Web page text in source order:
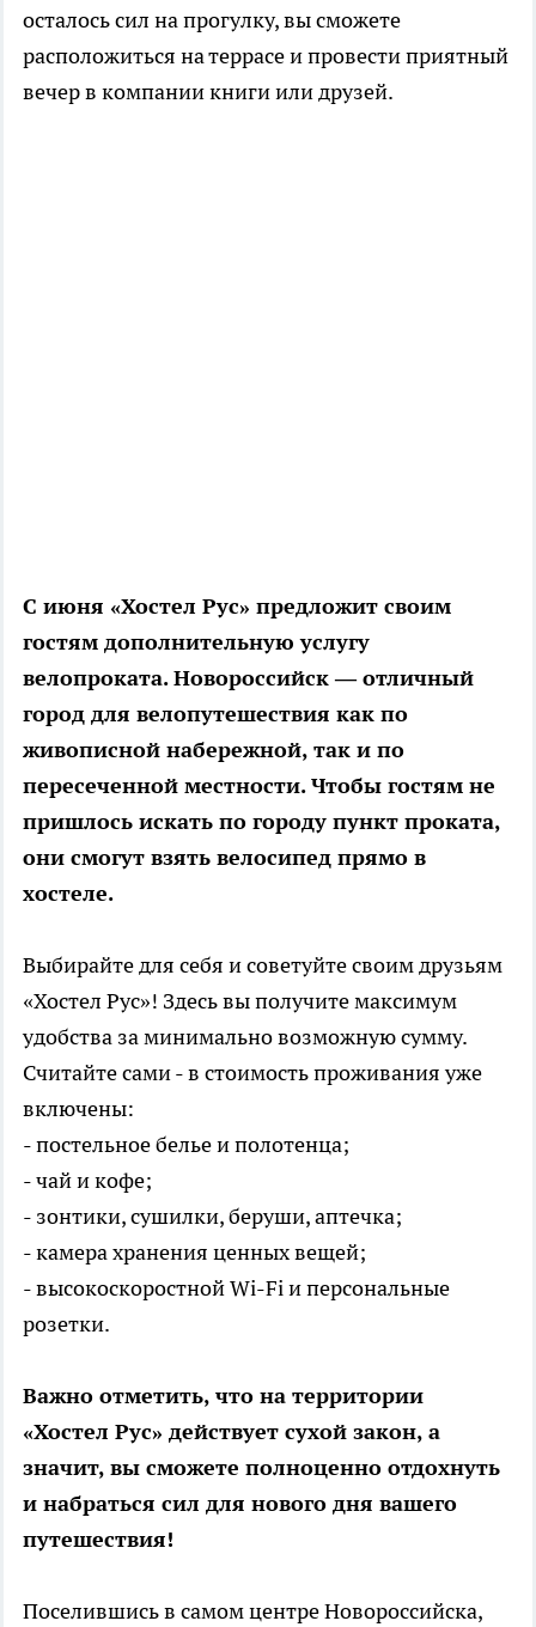
осталось сил на прогулку, вы сможете
расположиться на террасе и провести приятный
вечер в компании книги или друзей.
С июня «Хостел Рус» предложит своим
гостям дополнительную услугу
велопроката. Новороссийск — отличный
город для велопутешествия как по
живописной набережной, так и по
пересеченной местности. Чтобы гостям не
пришлось искать по городу пункт проката,
они смогут взять велосипед прямо в
хостеле.
Выбирайте для себя и советуйте своим друзьям
«Хостел Рус»! Здесь вы получите максимум
удобства за минимально возможную сумму.
Считайте сами - в стоимость проживания уже
включены:
- постельное белье и полотенца;
- чай и кофе;
- зонтики, сушилки, беруши, аптечка;
- камера хранения ценных вещей;
- высокоскоростной Wi-Fi и персональные
розетки.
Важно отметить, что на территории
«Хостел Рус» действует сухой закон, а
значит, вы сможете полноценно отдохнуть
и набраться сил для нового дня вашего
путешествия!
Поселившись в самом центре Новороссийска,